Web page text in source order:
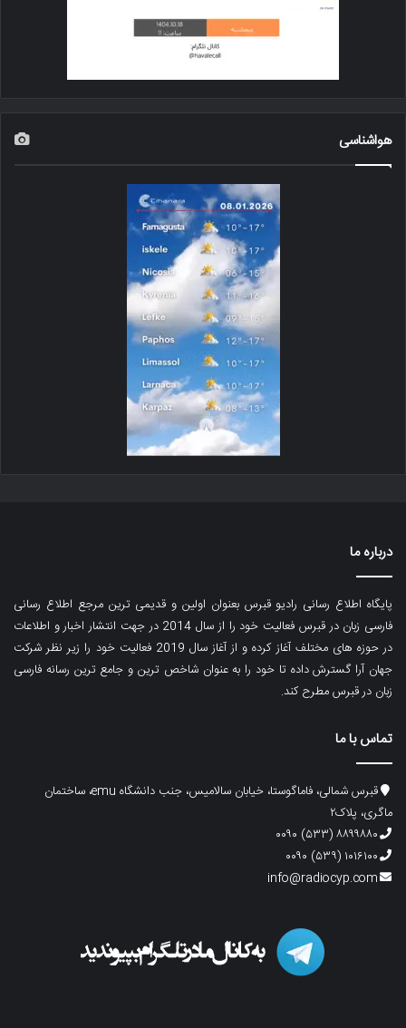
هواشناسی
درباره ما
پایگاه اطلاع رسانی رادیو قبرس بعنوان اولین و قدیمی ترین مرجع اطلاع رسانی
فارسی زبان در قبرس فعالیت خود را از سال 2014 در جهت انتشار اخبار و اطلاعات
در حوزه های مختلف آغاز کرده و از آغاز سال 2019 فعالیت خود را زیر نظر شرکت
جهان آرا گسترش داده تا خود را به عنوان شاخص ترین و جامع ترین رسانه فارسی
زبان در قبرس مطرح کند.
تماس با ما
قبرس شمالی، فاماگوستا، خیابان سالامیس، جنب دانشگاه emu، ساختمان
ماگری، پلاک۲
۸۸۹۹۸۸۰ (۵۳۳) ۰۰۹۰
۱۰۱۶۱۰۰ (۵۳۹) ۰۰۹۰
info@radiocyp.com